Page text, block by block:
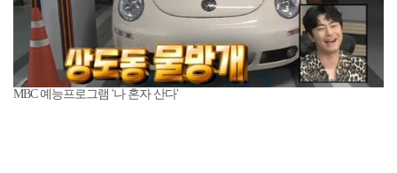
MBC 예능프로그램 '나 혼자 산다'